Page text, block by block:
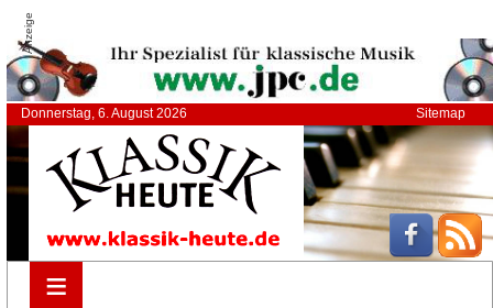
Anzeige
Donnerstag, 6. August 2026 Sitemap
≡
≡